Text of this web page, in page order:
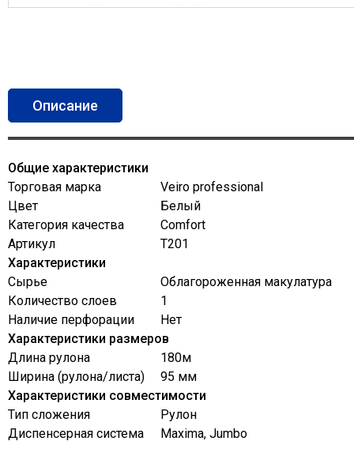
Описание
Общие характеристики
Торговая марка
Veiro professional
Цвет
Белый
Категория качества
Comfort
Артикул
Т201
Характеристики
Сырье
Облагороженная макулатура
Количество слоев
1
Наличие перфорации
Нет
Характеристики размеров
Длина рулона
180м
Ширина (рулона/листа)
95 мм
Характеристики совместимости
Тип сложения
Рулон
Диспенсерная система
Maxima, Jumbo